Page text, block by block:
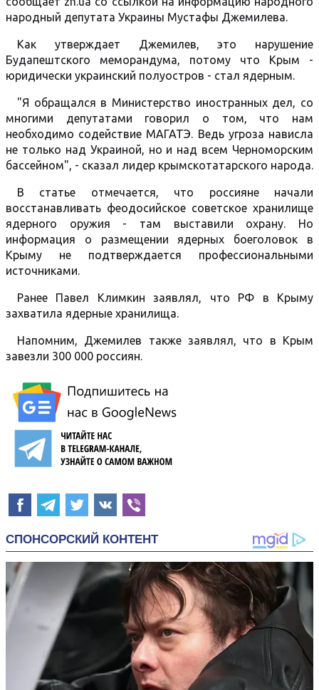
народный депутата Украины Мустафы Джемилева.
Как утверждает Джемилев, это нарушение
Будапештского меморандума, потому что Крым -
юридически украинский полуостров - стал ядерным.
"Я обращался в Министерство иностранных дел, со
многими депутатами говорил о том, что нам
необходимо содействие МАГАТЭ. Ведь угроза нависла
не только над Украиной, но и над всем Черноморским
бассейном", - сказал лидер крымскотатарского народа.
В статье отмечается, что россияне начали
восстанавливать феодосийское советское хранилище
ядерного оружия - там выставили охрану. Но
информация о размещении ядерных боеголовок в
Крыму не подтверждается профессиональными
источниками.
Ранее Павел Климкин заявлял, что РФ в Крыму
захватила ядерные хранилища.
Напомним, Джемилев также заявлял, что в Крым
завезли 300 000 россиян.